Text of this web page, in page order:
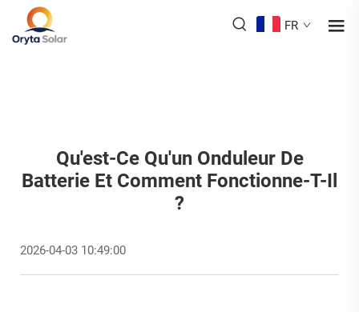
FR
Qu'est-Ce Qu'un Onduleur De
Batterie Et Comment Fonctionne-T-Il
?
2026-04-03 10:49:00